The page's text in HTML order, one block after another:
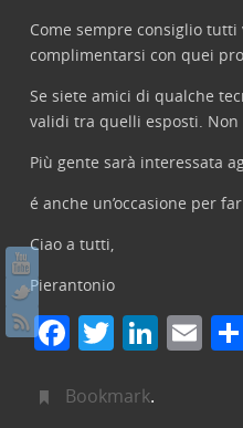
Come sempre consiglio
complimentarsi con quei
Se siete amici di qualche
validi tra quelli esposti. Non
Più gente sarà interessata
é anche un’occasione per
Ciao a tutti,
Pierantonio
F
c
T
itt
Li E
Bookmark.